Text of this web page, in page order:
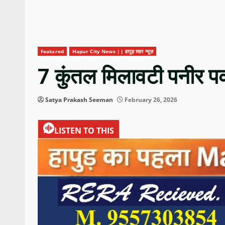
Featured Hapur City News || हापुड़ शहर न्यूज़
7 कुंतल मिलावटी पनीर
Satya Prakash Seeman February 26, 2026
LISTEN TO THIS